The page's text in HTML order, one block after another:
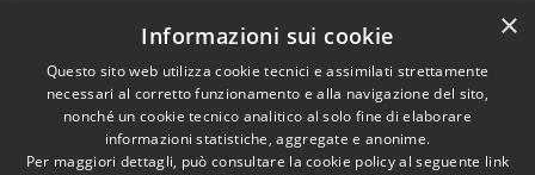
RSS
Accessibilità
Comune convenzionato
Astigov
Progetto|Convenzione|
×
Informazioni sui cookie
Questo sito web utilizza cookie tecnici e assimilati strettamente
necessari al corretto funzionamento e alla navigazione del sito,
nonché un cookie tecnico analitico al solo fine di elaborare
informazioni statistiche, aggregate e anonime.
Per maggiori dettagli, può consultare la cookie policy al seguente link